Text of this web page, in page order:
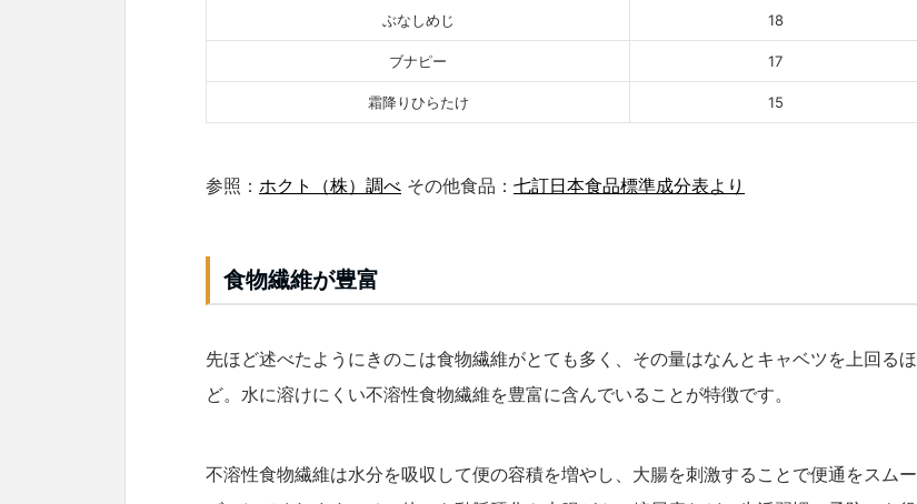
ぶなしめじ 18
ブナピー 17
霜降りひらたけ 15
参照： ホクト（株）調べ その他食品： 七訂日本食品標準成分表より
食物繊維が豊富
先ほど述べたようにきのこは食物繊維がとても多く、その量はなんとキャベツを上回るほ
ど。水に溶けにくい不溶性食物繊維を豊富に含んでいることが特徴です。
不溶性食物繊維は水分を吸収して便の容積を増やし、大腸を刺激することで便通をスムー